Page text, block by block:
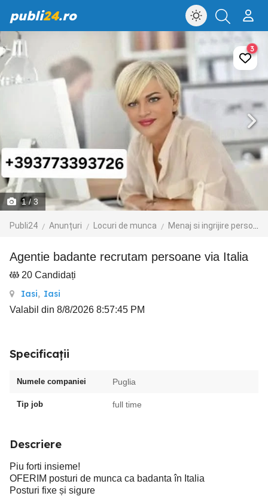
publi24.ro
1/ 3
Publi24 Anunțuri Locuri de munca Menaj si ingrijire persoane
3
Agentie badante recrutam persoane via Italia
20 Candidați
Iasi, Iasi
Valabil din 8/8/2026 8:57:45 PM
Specificații
Numele companiei Puglia
Tip job full time
Descriere
Piu forti insieme!
OFERIM posturi de munca ca badanta în Italia
Posturi fixe și sigure